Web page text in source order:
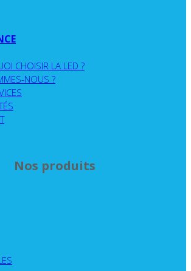
CHOISIR LA LED ?
NOUS ?
Nos produits